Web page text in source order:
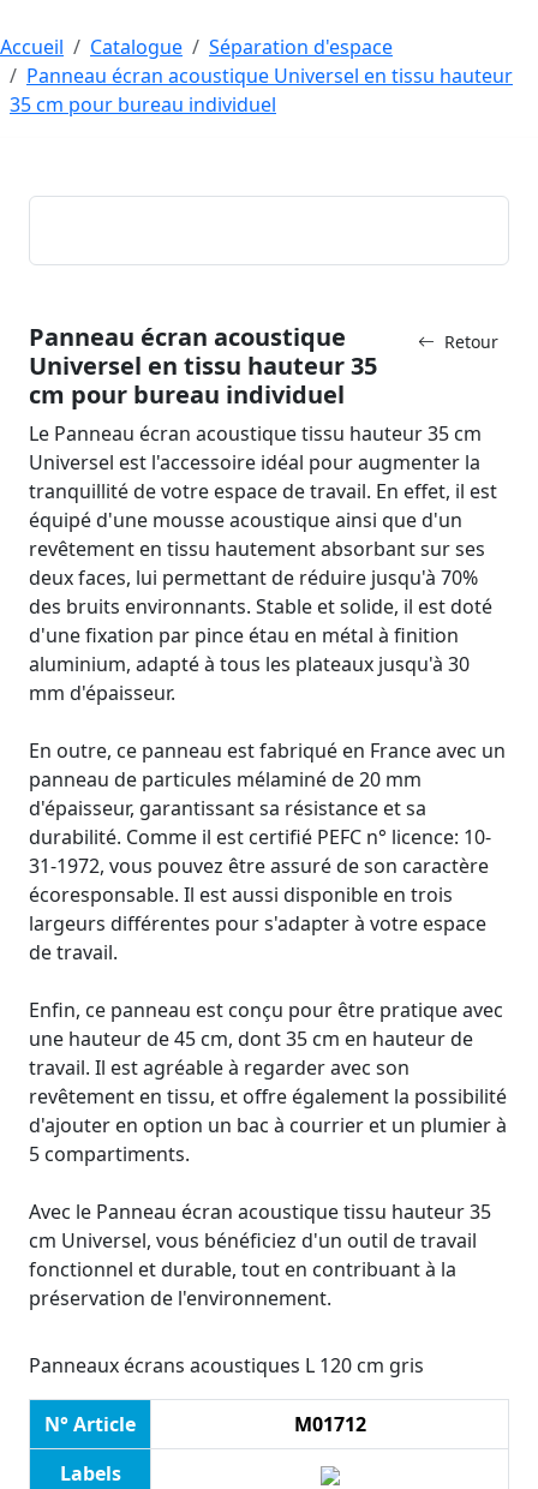
Accueil Catalogue
Séparation d'espace
Panneau écran acoustique Universel en tissu hauteur
35 cm pour bureau individuel
Retour
Panneau écran acoustique
Universel en tissu hauteur 35
cm pour bureau individuel
Le Panneau écran acoustique tissu hauteur 35 cm
Universel est l'accessoire idéal pour augmenter la
tranquillité de votre espace de travail. En effet, il est
équipé d'une mousse acoustique ainsi que d'un
revêtement en tissu hautement absorbant sur ses
deux faces, lui permettant de réduire jusqu'à 70%
des bruits environnants. Stable et solide, il est doté
d'une fixation par pince étau en métal à finition
aluminium, adapté à tous les plateaux jusqu'à 30
mm d'épaisseur.
En outre, ce panneau est fabriqué en France avec un
panneau de particules mélaminé de 20 mm
d'épaisseur, garantissant sa résistance et sa
durabilité. Comme il est certifié PEFC n° licence: 10-
31-1972, vous pouvez être assuré de son caractère
écoresponsable. Il est aussi disponible en trois
largeurs différentes pour s'adapter à votre espace
de travail.
Enfin, ce panneau est conçu pour être pratique avec
une hauteur de 45 cm, dont 35 cm en hauteur de
travail. Il est agréable à regarder avec son
revêtement en tissu, et offre également la possibilité
d'ajouter en option un bac à courrier et un plumier à
5 compartiments.
Avec le Panneau écran acoustique tissu hauteur 35
cm Universel, vous bénéficiez d'un outil de travail
fonctionnel et durable, tout en contribuant à la
préservation de l'environnement.
Panneaux écrans acoustiques L 120 cm gris
N° Article
M01712
Labels